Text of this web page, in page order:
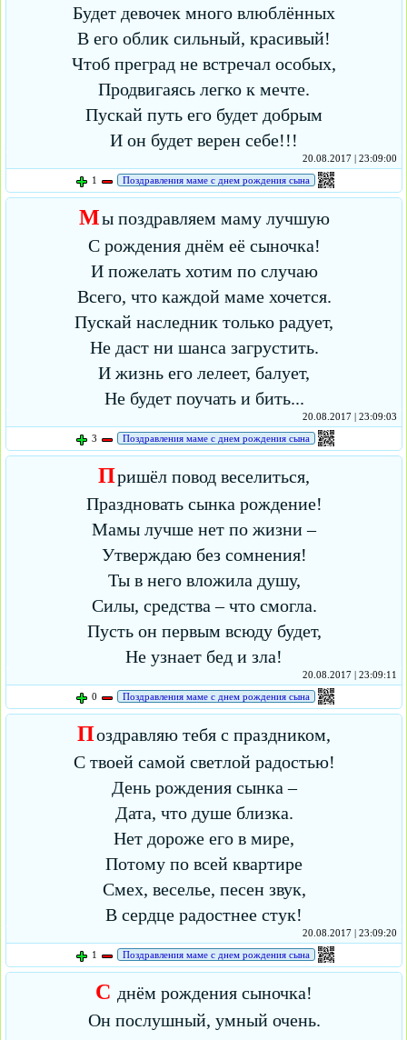
Будет девочек много влюблённых
В его облик сильный, красивый!
Чтоб преград не встречал особых,
Продвигаясь легко к мечте.
Пускай путь его будет добрым
И он будет верен себе!!!
20.08.2017 | 23:09:00
1
Поздравления маме с днем рождения сына
Мы поздравляем маму лучшую
С рождения днём её сыночка!
И пожелать хотим по случаю
Всего, что каждой маме хочется.
Пускай наследник только радует,
Не даст ни шанса загрустить.
И жизнь его лелеет, балует,
Не будет поучать и бить...
20.08.2017 | 23:09:03
3
Поздравления маме с днем рождения сына
Пришёл повод веселиться,
Праздновать сынка рождение!
Мамы лучше нет по жизни –
Утверждаю без сомнения!
Ты в него вложила душу,
Силы, средства – что смогла.
Пусть он первым всюду будет,
Не узнает бед и зла!
20.08.2017 | 23:09:11
0
Поздравления маме с днем рождения сына
Поздравляю тебя с праздником,
С твоей самой светлой радостью!
День рождения сынка –
Дата, что душе близка.
Нет дороже его в мире,
Потому по всей квартире
Смех, веселье, песен звук,
В сердце радостнее стук!
20.08.2017 | 23:09:20
1
Поздравления маме с днем рождения сына
С днём рождения сыночка!
Он послушный, умный очень.